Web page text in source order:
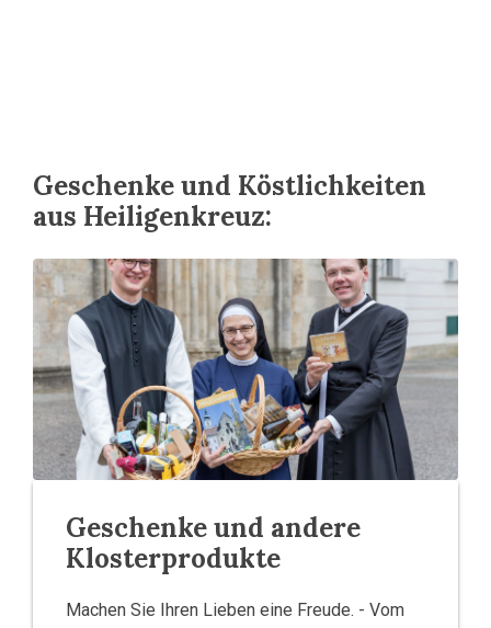
Geschenke und Köstlichkeiten
aus Heiligenkreuz:
Geschenke und andere
Klosterprodukte
Machen Sie Ihren Lieben eine Freude. - Vom